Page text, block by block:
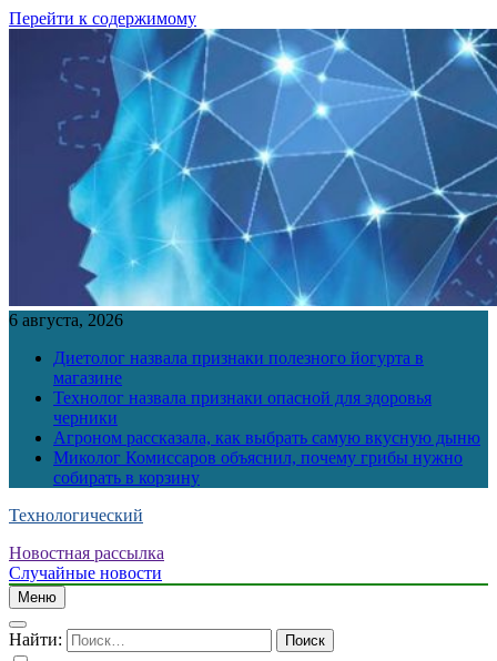
Перейти к содержимому
6 августа, 2026
Диетолог назвала признаки полезного йогурта в
магазине
Технолог назвала признаки опасной для здоровья
черники
Агроном рассказала, как выбрать самую вкусную дыню
Миколог Комиссаров объяснил, почему грибы нужно
собирать в корзину
Технологический
Новостная рассылка
Случайные новости
Меню
Найти: